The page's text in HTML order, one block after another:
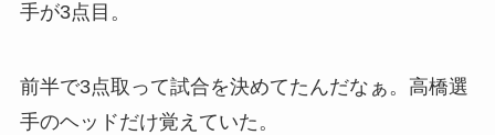
手が3点目。
前半で3点取って試合を決めてたんだなぁ。高橋選
手のヘッドだけ覚えていた。